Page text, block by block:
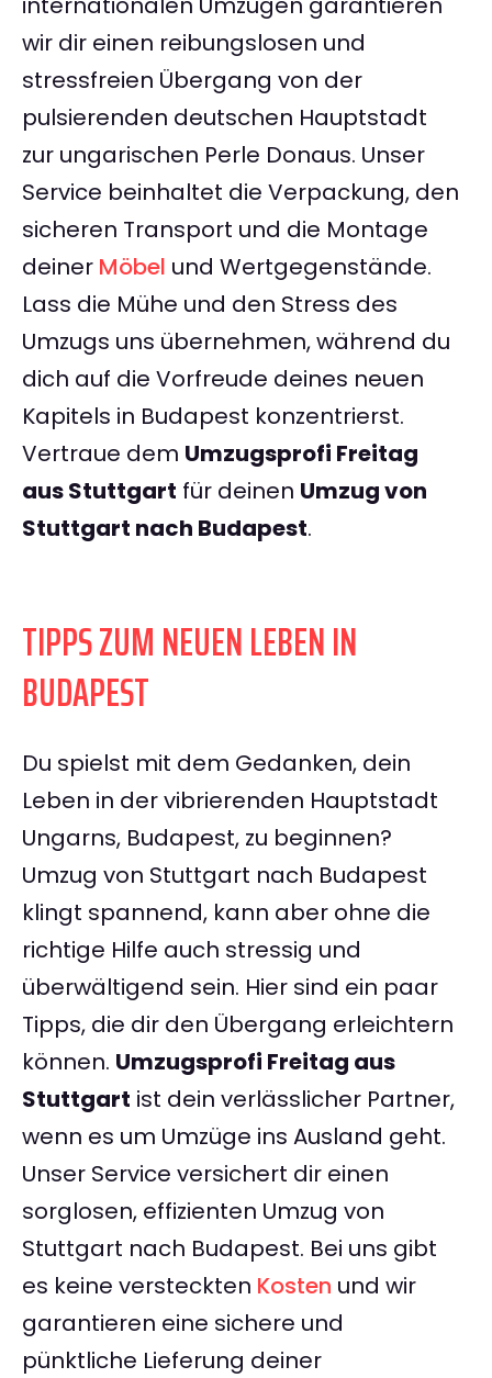
wir dir einen reibungslosen und
stressfreien Übergang von der
pulsierenden deutschen Hauptstadt
zur ungarischen Perle Donaus. Unser
Service beinhaltet die Verpackung, den
sicheren Transport und die Montage
deiner Möbel und Wertgegenstände.
Lass die Mühe und den Stress des
Umzugs uns übernehmen, während du
dich auf die Vorfreude deines neuen
Kapitels in Budapest konzentrierst.
Vertraue dem Umzugsprofi Freitag
aus Stuttgart für deinen Umzug von
Stuttgart nach Budapest.
TIPPS ZUM NEUEN LEBEN IN
BUDAPEST
Du spielst mit dem Gedanken, dein
Leben in der vibrierenden Hauptstadt
Ungarns, Budapest, zu beginnen?
Umzug von Stuttgart nach Budapest
klingt spannend, kann aber ohne die
richtige Hilfe auch stressig und
überwältigend sein. Hier sind ein paar
Tipps, die dir den Übergang erleichtern
können. Umzugsprofi Freitag aus
Stuttgart ist dein verlässlicher Partner,
wenn es um Umzüge ins Ausland geht.
Unser Service versichert dir einen
sorglosen, effizienten Umzug von
Stuttgart nach Budapest. Bei uns gibt
es keine versteckten Kosten und wir
garantieren eine sichere und
pünktliche Lieferung deiner